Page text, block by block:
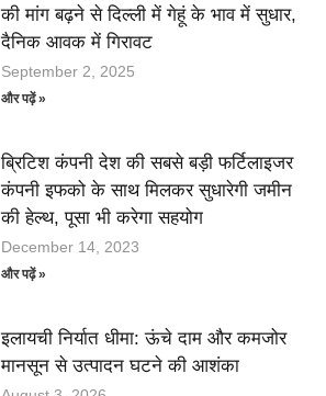
की मांग बढ़ने से दिल्ली में गेहूं के भाव में सुधार,
दैनिक आवक में गिरावट
September 2, 2025
और पढ़ें »
ब्रिटिश कंपनी देश की सबसे बड़ी फर्टिलाइजर
कंपनी इफको के साथ मिलकर सुधारेगी जमीन
की हेल्थ, पूसा भी करेगा सहयोग
December 14, 2023
और पढ़ें »
इलायची निर्यात धीमा: ऊंचे दाम और कमजोर
मानसून से उत्पादन घटने की आशंका